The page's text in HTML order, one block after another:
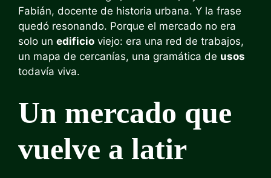
Fabián, docente de historia urbana. Y la frase
quedó resonando. Porque el mercado no era
solo un edificio viejo: era una red de trabajos,
un mapa de cercanías, una gramática de usos
todavía viva.
Un mercado que
vuelve a latir